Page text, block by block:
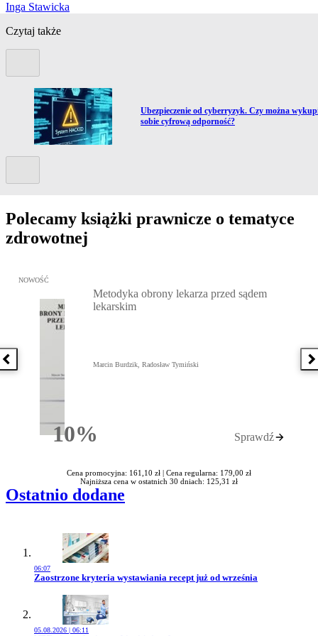
Inga Stawicka
Czytaj także
Przejdź do artykułu:
Ubezpieczenie od cyberryzyk. Czy można
sobie cyfrową odporność?
Polecamy książki prawnicze o tematyce
zdrowotnej
Poprzednia książka
Przejdź do: Metodyka obrony lekarza przed sądem lekarskim,
NOWOŚĆ
10%Rabatu
Metodyka obrony lekarza przed sądem
lekarskim
Marcin Burdzik, Radosław Tymiński
Sprawdź
Cena promocyjna: 161,10 zł | Cena regularna: 179,00 zł
Najniższa cena w ostatnich 30 dniach: 125,31 zł
Ostatnio dodane
06:07
Przejdź do artykułu:
Zaostrzone kryteria wystawiania recept już od września
05.08.2026 | 06:11